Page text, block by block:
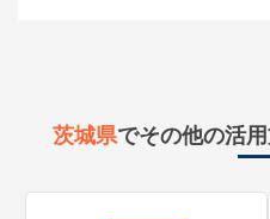
茨城県でその他の活